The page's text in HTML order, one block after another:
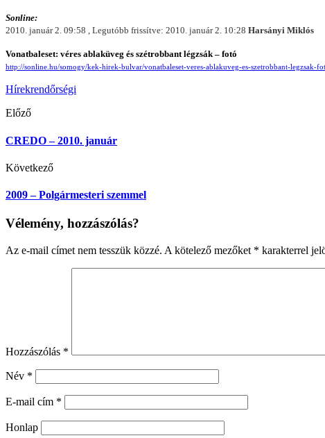
Sonline:
2010. január 2. 09:58 , Legutóbb frissítve: 2010. január 2. 10:28 Harsányi Miklós
Vonatbaleset: véres ablaküveg és szétrobbant légzsák – fotó
http://sonline.hu/somogy/kek-hirek-bulvar/vonatbaleset-veres-ablakuveg-es-szetrobbant-legzsak-
Hírekrendőrségi
Előző
CREDO – 2010. január
Következő
2009 – Polgármesteri szemmel
Vélemény, hozzászólás?
Az e-mail címet nem tesszük közzé. A kötelező mezőket * karakterrel
Hozzászólás *
Név *
E-mail cím *
Honlap